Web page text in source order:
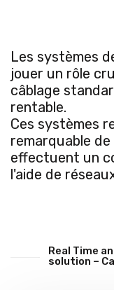
Les systèmes
jouer un rôle
câblage
rentable.
Ces systèmes
remarquable
effectuent un
l'aide de
Real Time
solution –